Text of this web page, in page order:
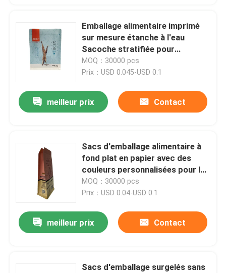
Emballage alimentaire imprimé
sur mesure étanche à l'eau
Sacoche stratifiée pour
poissons snack
MOQ：30000 pcs
Prix：USD 0.045-USD 0.1
meilleur prix Contact
Sacs d'emballage alimentaire à
fond plat en papier avec des
couleurs personnalisées pour les
noix
MOQ：30000 pcs
Prix：USD 0.04-USD 0.1
meilleur prix Contact
Sacs d'emballage surgelés sans